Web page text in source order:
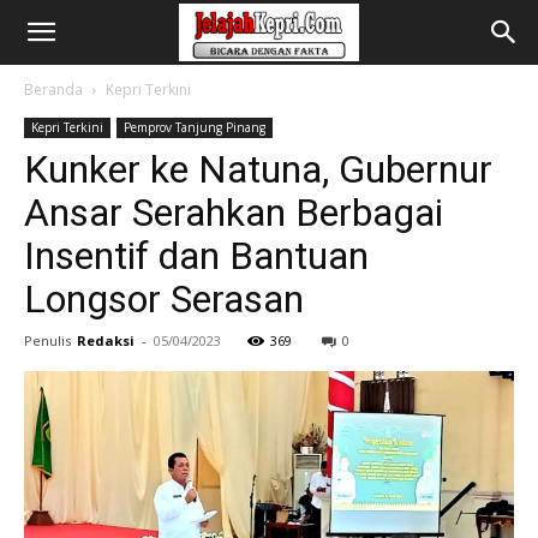
Beranda Kepri Terkini
Kepri Terkini Pemprov Tanjung Pinang
Kunker ke Natuna, Gubernur
Ansar Serahkan Berbagai
Insentif dan Bantuan
Longsor Serasan
Penulis Redaksi - 05/04/2023 369 0